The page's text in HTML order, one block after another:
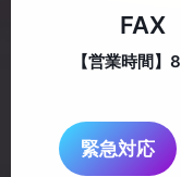
【営業時間
緊急対応